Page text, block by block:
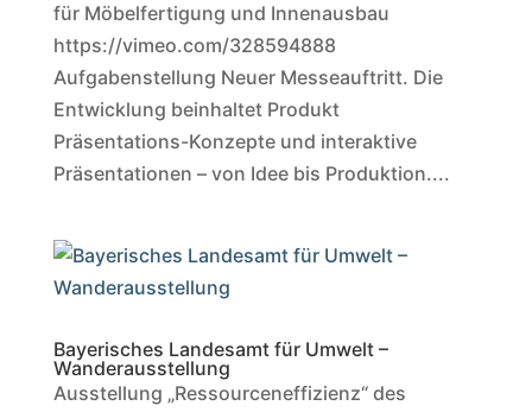
für Möbelfertigung und Innenausbau
https://vimeo.com/328594888
Aufgabenstellung Neuer Messeauftritt. Die
Entwicklung beinhaltet Produkt
Präsentations-Konzepte und interaktive
Präsentationen – von Idee bis Produktion....
Bayerisches Landesamt für Umwelt –
Wanderausstellung
Ausstellung „Ressourceneffizienz“ des